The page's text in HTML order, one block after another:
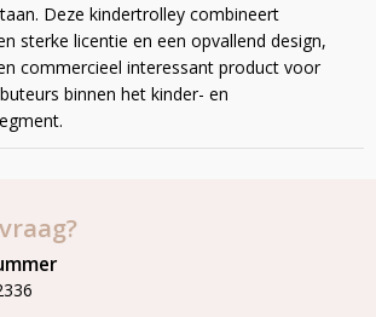
Deze kindertrolley combineert
sterke licentie en een opvallend design,
commercieel interessant product voor
binnen het kinder- en